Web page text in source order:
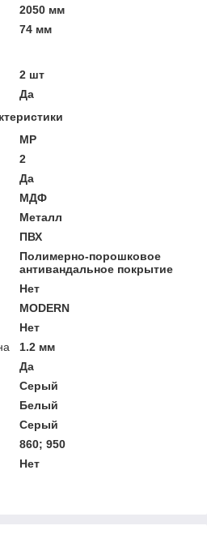
2050 мм
74 мм
2 шт
Да
МP
2
Да
МДФ
Металл
ПВХ
Полимерно-порошковое
антивандальное покрытие
Нет
MODERN
Нет
1.2 мм
Да
Серый
Белый
Серый
860; 950
Нет